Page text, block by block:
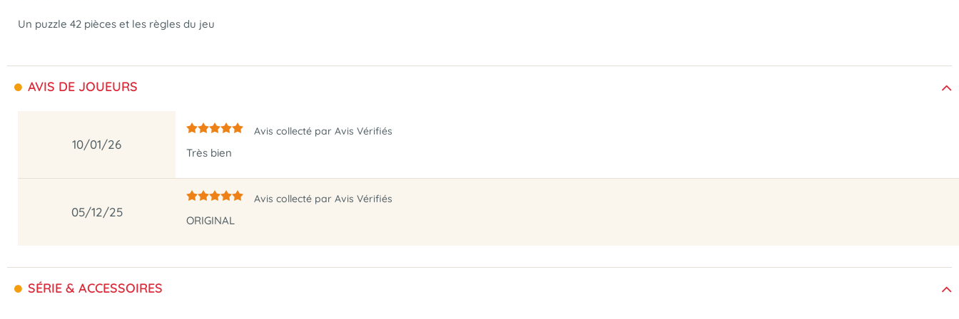
Un puzzle 42 pièces et les règles du jeu
AVIS DE JOUEURS
10/01/26
Avis collecté par Avis Vérifiés
Très bien
05/12/25
Avis collecté par Avis Vérifiés
ORIGINAL
SÉRIE & ACCESSOIRES